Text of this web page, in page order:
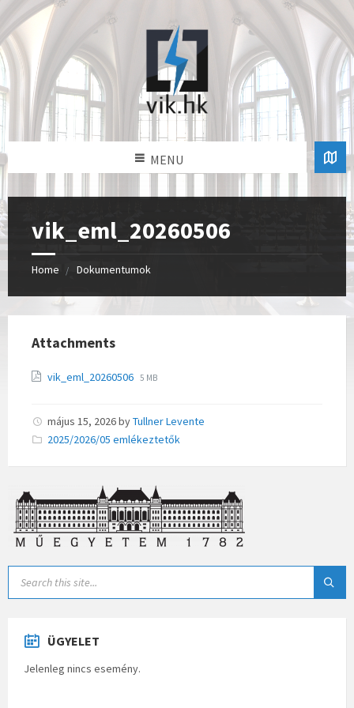
MENU
vik_eml_20260506
Home Dokumentumok
Attachments
vik_eml_20260506 5 MB
május 15, 2026byTullner Levente
Categories:
2025/2026/05 emlékeztetők
ÜGYELET
Jelenleg nincs esemény.